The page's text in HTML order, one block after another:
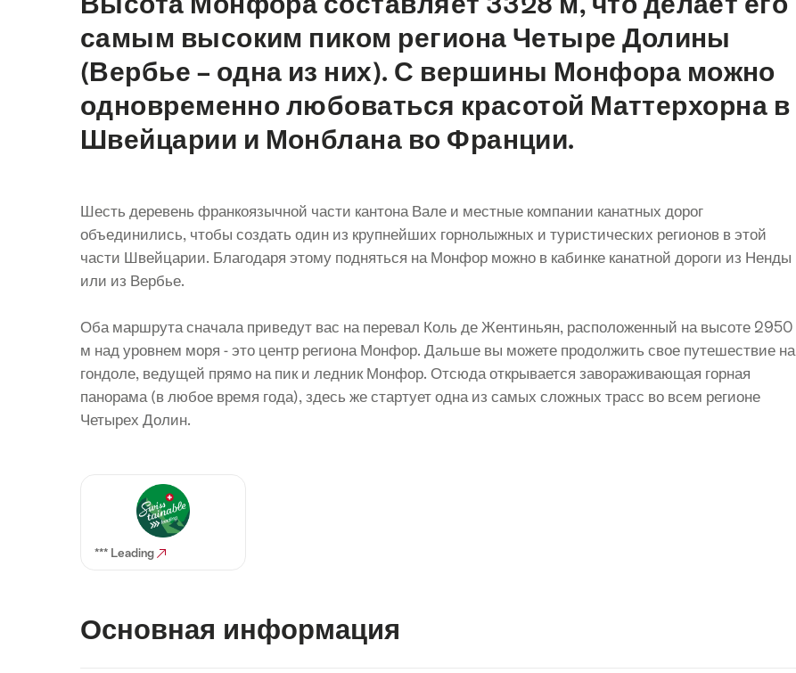
самым высоким пиком региона Четыре Долины
(Вербье – одна из них). С вершины Монфора можно
одновременно любоваться красотой Маттерхорна в
Швейцарии и Монблана во Франции.
Шесть деревень франкоязычной части кантона Вале и местные компании канатных дорог
объединились, чтобы создать один из крупнейших горнолыжных и туристических регионов в этой
части Швейцарии. Благодаря этому подняться на Монфор можно в кабинке канатной дороги из Ненды
или из Вербье.
Оба маршрута сначала приведут вас на перевал Коль де Жентиньян, расположенный на высоте 2950
м над уровнем моря - это центр региона Монфор. Дальше вы можете продолжить свое путешествие на
гондоле, ведущей прямо на пик и ледник Монфор. Отсюда открывается завораживающая горная
панорама (в любое время года), здесь же стартует одна из самых сложных трасс во всем регионе
Четырех Долин.
*** Leading
Основная информация